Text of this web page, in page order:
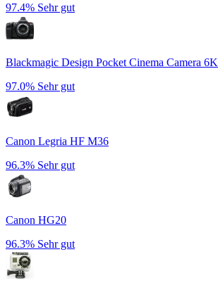
97.4% Sehr gut
Blackmagic Design Pocket Cinema Camera 6K
97.0% Sehr gut
Canon Legria HF M36
96.3% Sehr gut
Canon HG20
96.3% Sehr gut